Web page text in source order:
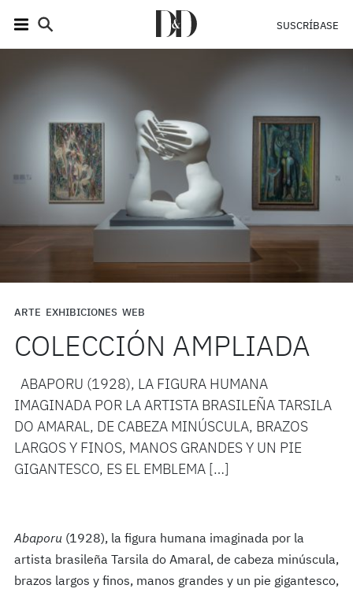
SUSCRÍBASE
ARTE EXHIBICIONES WEB
COLECCIÓN AMPLIADA
ABAPORU (1928), LA FIGURA HUMANA
IMAGINADA POR LA ARTISTA BRASILEÑA TARSILA
DO AMARAL, DE CABEZA MINÚSCULA, BRAZOS
LARGOS Y FINOS, MANOS GRANDES Y UN PIE
GIGANTESCO, ES EL EMBLEMA […]
Abaporu (1928), la figura humana imaginada por la
artista brasileña Tarsila do Amaral, de cabeza minúscula,
brazos largos y finos, manos grandes y un pie gigantesco,